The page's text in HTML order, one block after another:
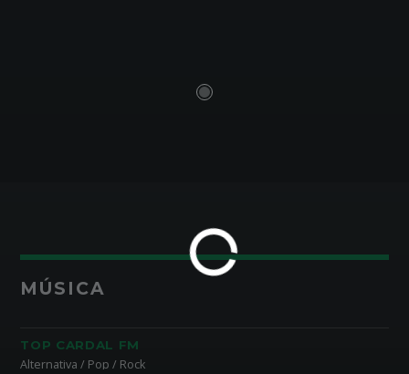
MÚSICA
TOP CARDAL FM
Alternativa / Pop / Rock